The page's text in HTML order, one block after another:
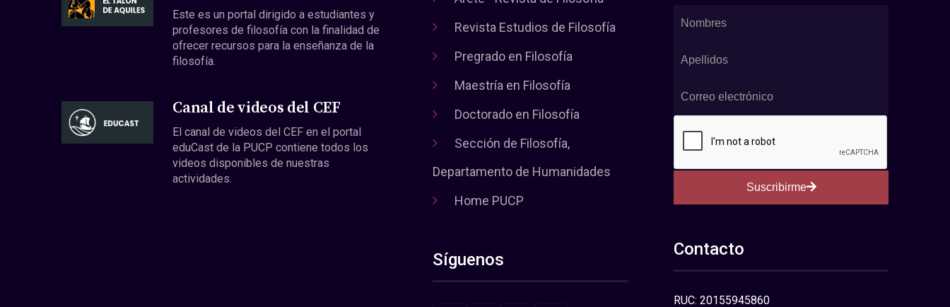
Este es un portal dirigido a estudiantes y
profesores de filosofía con la finalidad de
ofrecer recursos para la enseñanza de la
filosofía.
Canal de videos del CEF
El canal de videos del CEF en el portal
eduCast de la PUCP contiene todos los
videos disponibles de nuestras
actividades.
Revista Estudios de Filosofía
Pregrado en Filosofía
Maestría en Filosofía
Doctorado en Filosofía
Sección de Filosofía,
Departamento de Humanidades
Home PUCP
Síguenos
Suscribirme
Contacto
RUC: 20155945860